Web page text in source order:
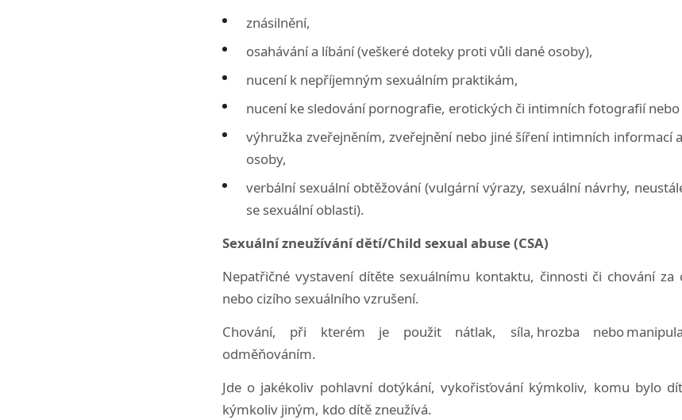
znásilnění,
osahávání a líbání (veškeré doteky proti vůli dané osoby),
nucení k nepříjemným sexuálním praktikám,
nucení ke sledování pornografie, erotických či intimních fotografií nebo
výhružka zveřejněním, zveřejnění nebo jiné šíření intimních informací
osoby,
verbální sexuální obtěžování (vulgární výrazy, sexuální návrhy,
se sexuální oblasti).
Sexuální zneužívání dětí/Child sexual abuse (CSA)
Nepatřičné vystavení dítěte sexuálnímu kontaktu, činnosti či chování
nebo cizího sexuálního vzrušení.
Chování, při kterém je použit nátlak, síla, hrozba nebo
odměňováním.
Jde o jakékoliv pohlavní dotýkání, vykořisťování kýmkoliv, komu bylo
kýmkoliv jiným, kdo dítě zneužívá.